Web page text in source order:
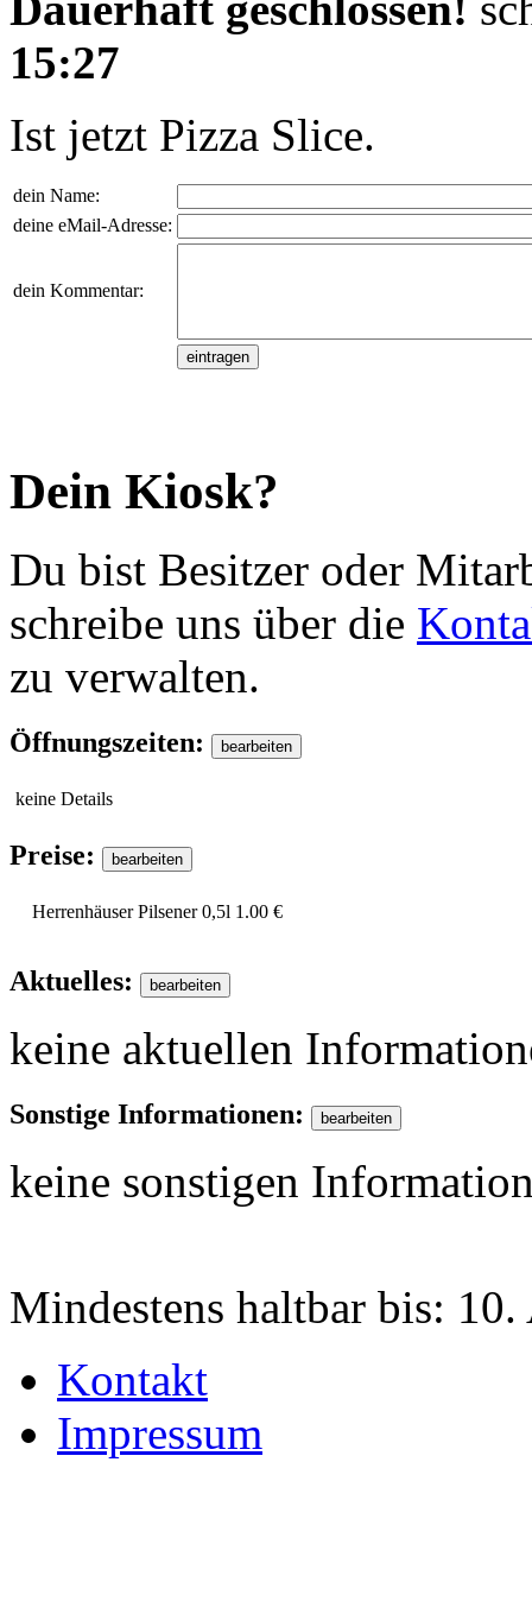
15:27
Ist jetzt Pizza Slice.
dein Name:
deine eMail-Adresse:
dein Kommentar:
Dein Kiosk?
Du bist Besitzer oder
schreibe uns über die
zu verwalten.
Öffnungszeiten:
keine Details
Preise:
Herrenhäuser Pilsener 0,5l 1.00 €
Aktuelles:
keine aktuellen
Sonstige Informationen:
keine sonstigen
Mindestens haltbar bis: 10.
Kontakt
Impressum